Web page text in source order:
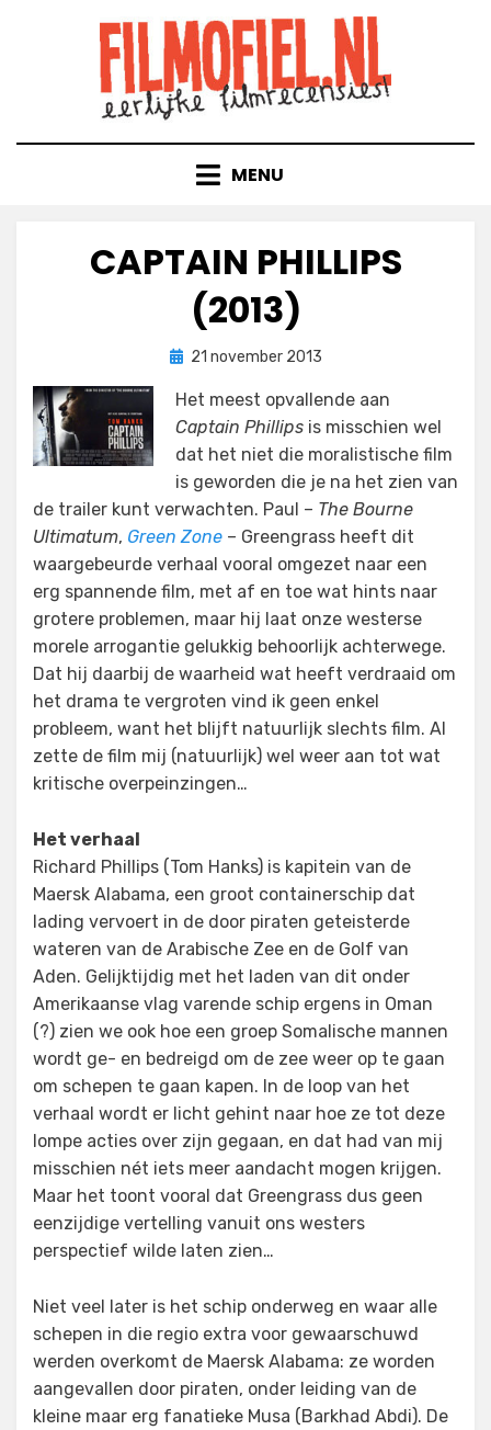
MENU
CAPTAIN PHILLIPS
(2013)
doorFilmofiel.nl
Geplaatst
21 november 2013
Het meest opvallende aan
Captain Phillips is misschien wel
dat het niet die moralistische film
is geworden die je na het zien van
de trailer kunt verwachten. Paul – The Bourne
Ultimatum, Green Zone – Greengrass heeft dit
waargebeurde verhaal vooral omgezet naar een
erg spannende film, met af en toe wat hints naar
grotere problemen, maar hij laat onze westerse
morele arrogantie gelukkig behoorlijk achterwege.
Dat hij daarbij de waarheid wat heeft verdraaid om
het drama te vergroten vind ik geen enkel
probleem, want het blijft natuurlijk slechts film. Al
zette de film mij (natuurlijk) wel weer aan tot wat
kritische overpeinzingen…
Het verhaal
Richard Phillips (Tom Hanks) is kapitein van de
Maersk Alabama, een groot containerschip dat
lading vervoert in de door piraten geteisterde
wateren van de Arabische Zee en de Golf van
Aden. Gelijktijdig met het laden van dit onder
Amerikaanse vlag varende schip ergens in Oman
(?) zien we ook hoe een groep Somalische mannen
wordt ge- en bedreigd om de zee weer op te gaan
om schepen te gaan kapen. In de loop van het
verhaal wordt er licht gehint naar hoe ze tot deze
lompe acties over zijn gegaan, en dat had van mij
misschien nét iets meer aandacht mogen krijgen.
Maar het toont vooral dat Greengrass dus geen
eenzijdige vertelling vanuit ons westers
perspectief wilde laten zien…
Niet veel later is het schip onderweg en waar alle
schepen in die regio extra voor gewaarschuwd
werden overkomt de Maersk Alabama: ze worden
aangevallen door piraten, onder leiding van de
kleine maar erg fanatieke Musa (Barkhad Abdi). De